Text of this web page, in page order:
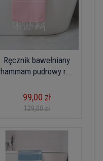
Ręcznik bawełniany
hammam pudrowy r...
99,00 zł
129,00 zł